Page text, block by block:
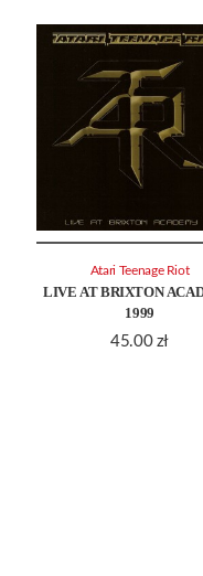
LIVE AT BRIXTON
1999
45.00 zł
Atari Teenage Riot